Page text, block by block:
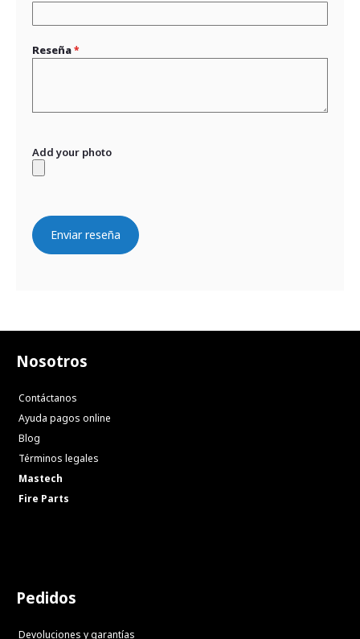
Reseña
Add your photo
Enviar reseña
Nosotros
Contáctanos
Ayuda pagos online
Blog
Términos legales
Mastech
Fire Parts
Pedidos
Devoluciones y garantías